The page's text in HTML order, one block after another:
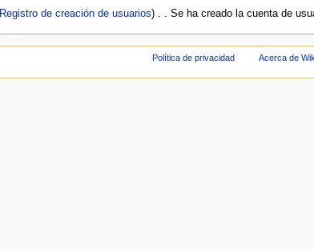
Registro de creación de usuarios Se ha creado la cuenta de
Política de privacidad Acerca de